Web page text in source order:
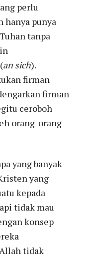
perlu
punya
tanpa
an sich).
firman
firman
ceroboh
orang-orang
yang banyak
yang
kepada
tidak mau
konsep
tidak